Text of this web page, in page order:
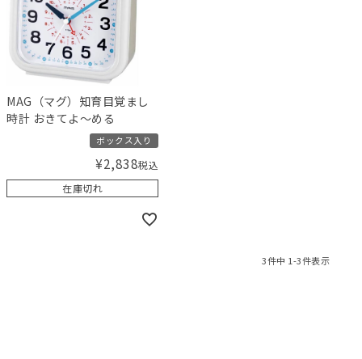
MAG（マグ）知育目覚まし
時計 おきてよ～める
ボックス入り
¥2,838税込
在庫切れ
3件中 1-3件表示